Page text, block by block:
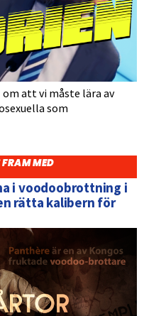
om att vi måste lära av
som
MED
i voodoobrottning i
rätta kalibern för